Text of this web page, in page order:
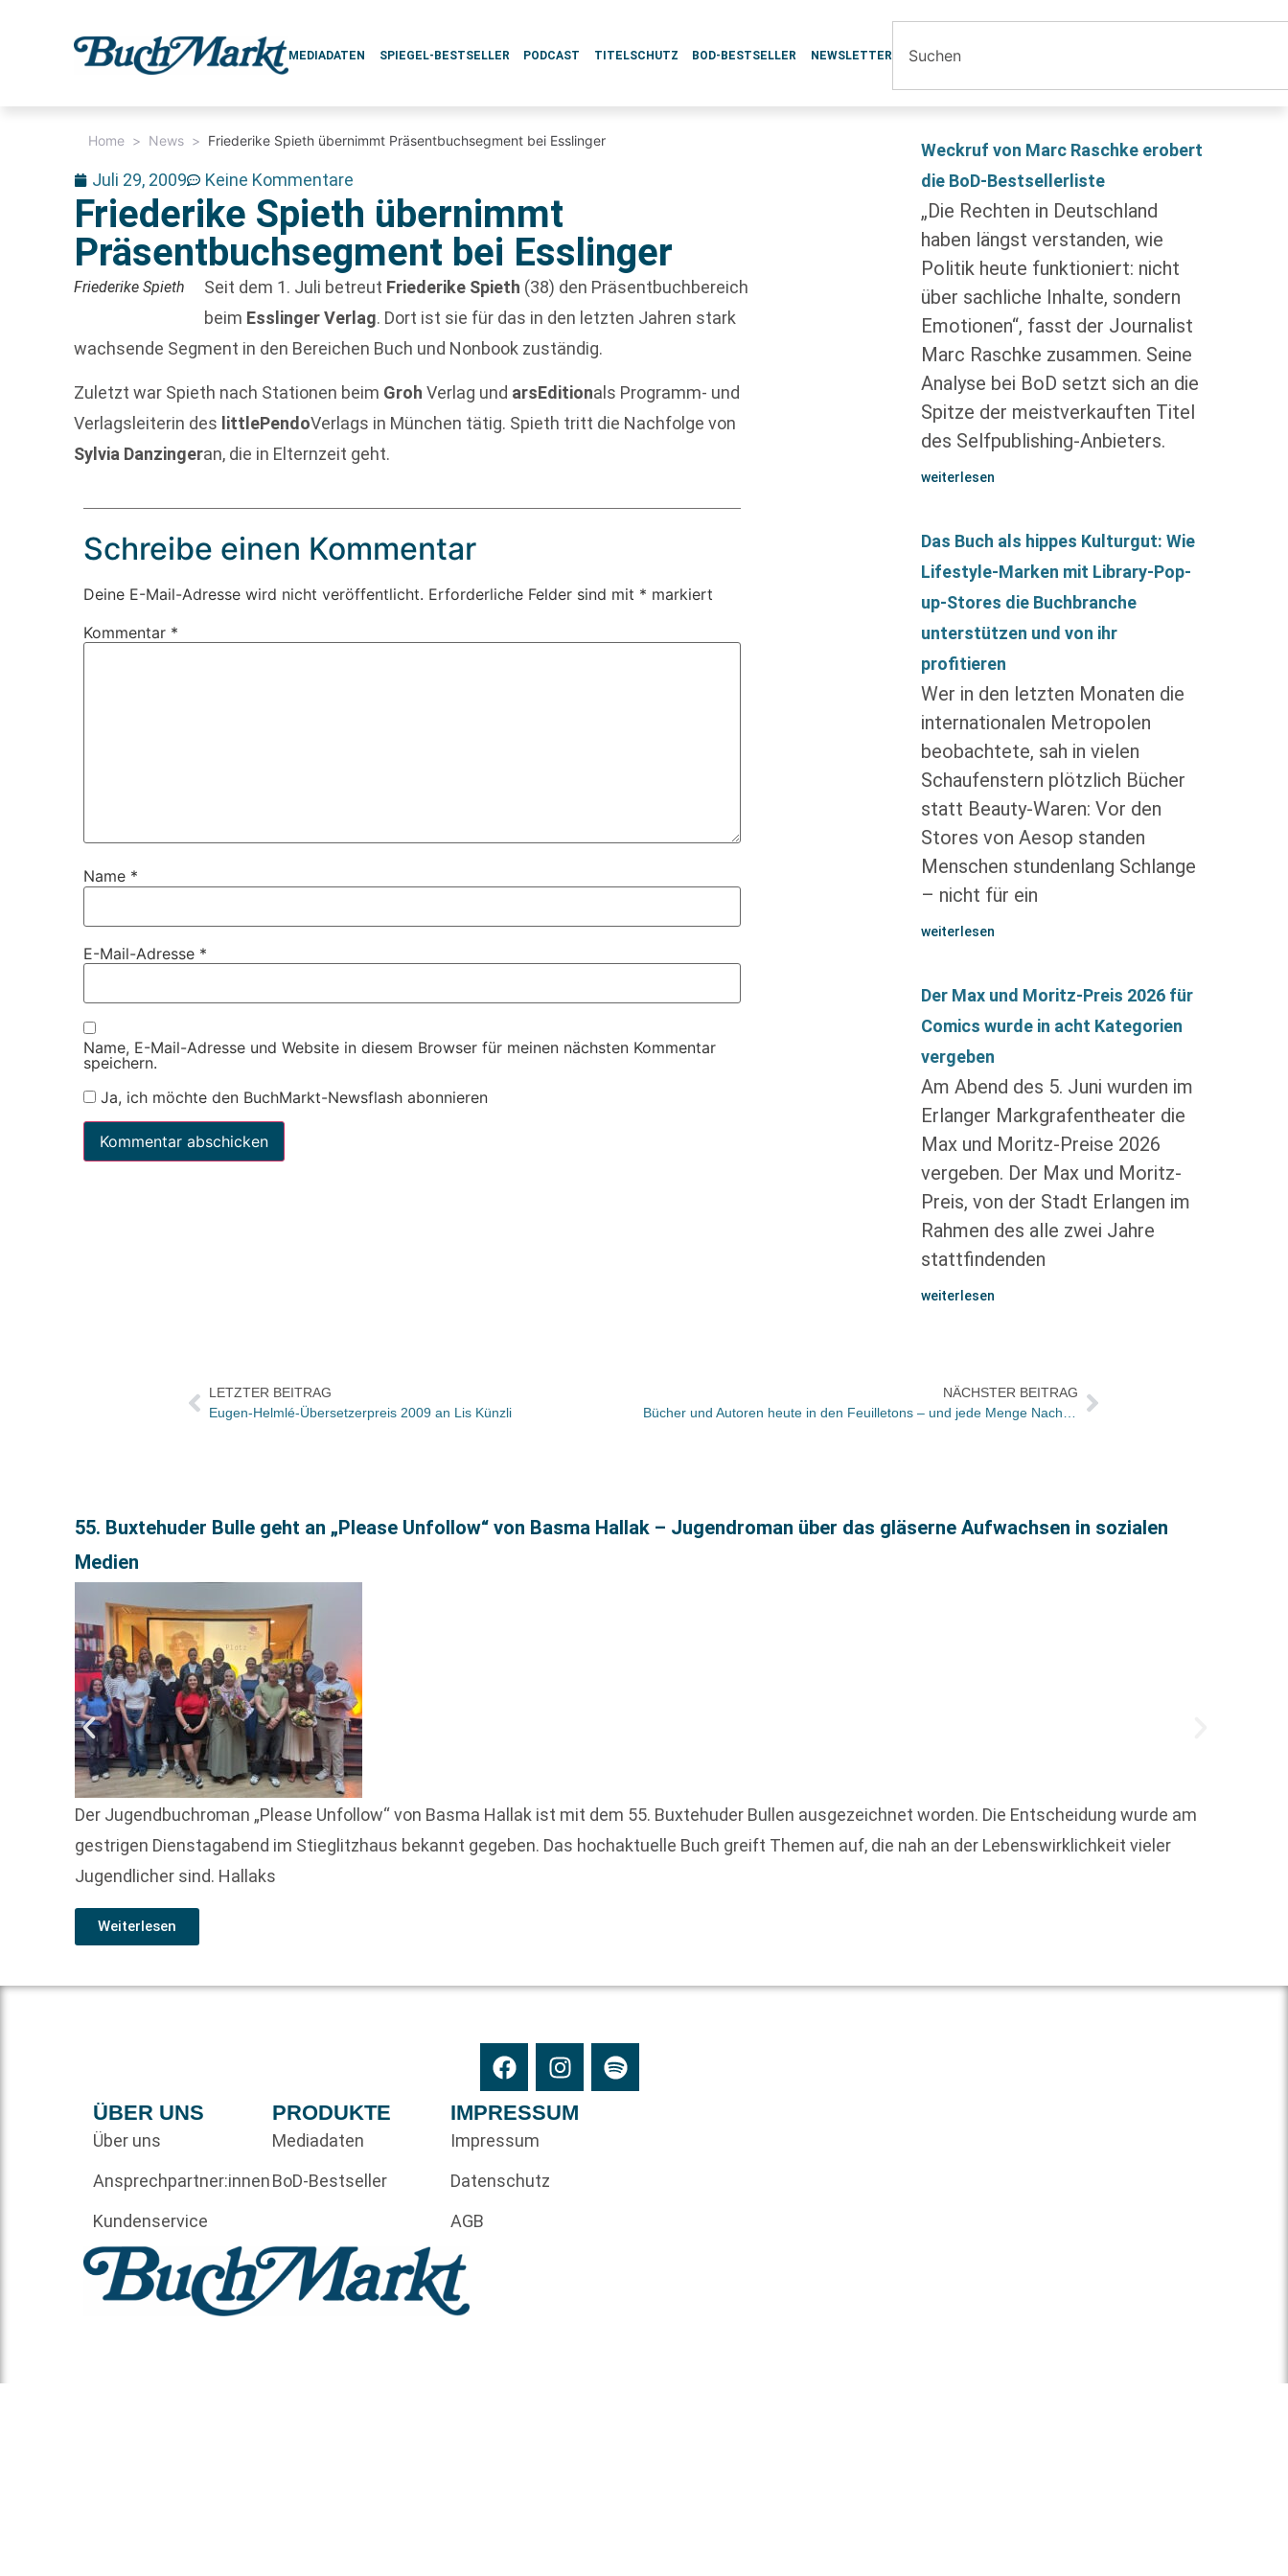
MEDIADATEN SPIEGEL-BESTSELLER PODCAST TITELSCHUTZ BOD-BESTSELLER NEWSLETTER
Home > News > Friederike Spieth übernimmt Präsentbuchsegment bei Esslinger
Juli 29, 2009 Keine Kommentare
Friederike Spieth übernimmt
Präsentbuchsegment bei Esslinger
Friederike Spieth Seit dem 1. Juli betreut Friederike Spieth (38) den Präsentbuchbereich
beim Esslinger Verlag. Dort ist sie für das in den letzten Jahren stark
wachsende Segment in den Bereichen Buch und Nonbook zuständig.
Zuletzt war Spieth nach Stationen beim GrohVerlag und arsEditionals Programm- und
Verlagsleiterin des littlePendoVerlags in München tätig. Spieth tritt die Nachfolge von
Sylvia Danzingeran, die in Elternzeit geht.
Schreibe einen Kommentar
Deine E-Mail-Adresse wird nicht veröffentlicht. Erforderliche Felder sind mit * markiert
Kommentar *
Name *
E-Mail-Adresse *
Name, E-Mail-Adresse und Website in diesem Browser für meinen nächsten Kommentar
speichern.
Ja, ich möchte den BuchMarkt-Newsflash abonnieren
Weckruf von Marc Raschke erobert
die BoD-Bestsellerliste
„Die Rechten in Deutschland
haben längst verstanden, wie
Politik heute funktioniert: nicht
über sachliche Inhalte, sondern
Emotionen“, fasst der Journalist
Marc Raschke zusammen. Seine
Analyse bei BoD setzt sich an die
Spitze der meistverkauften Titel
des Selfpublishing-Anbieters.
weiterlesen
Das Buch als hippes Kulturgut: Wie
Lifestyle-Marken mit Library-Pop-
up-Stores die Buchbranche
unterstützen und von ihr
profitieren
Wer in den letzten Monaten die
internationalen Metropolen
beobachtete, sah in vielen
Schaufenstern plötzlich Bücher
statt Beauty-Waren: Vor den
Stores von Aesop standen
Menschen stundenlang Schlange
– nicht für ein
weiterlesen
Der Max und Moritz-Preis 2026 für
Comics wurde in acht Kategorien
vergeben
Am Abend des 5. Juni wurden im
Erlanger Markgrafentheater die
Max und Moritz-Preise 2026
vergeben. Der Max und Moritz-
Preis, von der Stadt Erlangen im
Rahmen des alle zwei Jahre
stattfindenden
weiterlesen
LETZTER BEITRAG
Eugen-Helmlé-Übersetzerpreis 2009 an Lis Künzli
NÄCHSTER BEITRAG
55. Buxtehuder Bulle geht an „Please Unfollow“ von Basma Hallak – Jugendroman über das gläserne Aufwachsen in sozialen
Medien
Der Jugendbuchroman „Please Unfollow“ von Basma Hallak ist mit dem 55. Buxtehuder Bullen ausgezeichnet worden. Die Entscheidung wurde am
gestrigen Dienstagabend im Stieglitzhaus bekannt gegeben. Das hochaktuelle Buch greift Themen auf, die nah an der Lebenswirklichkeit vieler
Jugendlicher sind. Hallaks
Weiterlesen
ÜBER UNS
Über uns
Ansprechpartner:innen
Kundenservice
PRODUKTE
Mediadaten
BoD-Bestseller
IMPRESSUM
Impressum
Datenschutz
AGB